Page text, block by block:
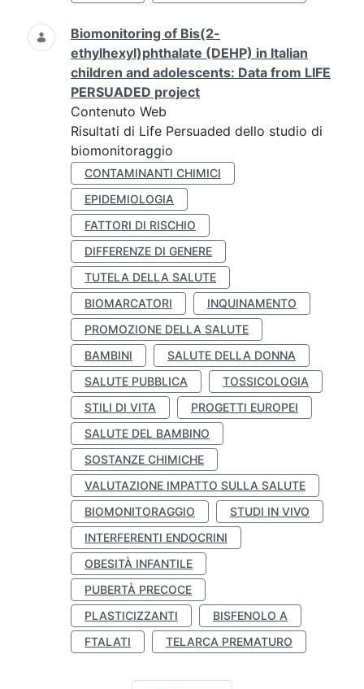
Biomonitoring of Bis(2-
ethylhexyl)phthalate (DEHP) in Italian
children and adolescents: Data from LIFE
PERSUADED project
Contenuto Web
Risultati di Life Persuaded dello studio di
biomonitoraggio
CONTAMINANTI CHIMICI
EPIDEMIOLOGIA
FATTORI DI RISCHIO
DIFFERENZE DI GENERE
TUTELA DELLA SALUTE
BIOMARCATORI
INQUINAMENTO
PROMOZIONE DELLA SALUTE
BAMBINI
SALUTE DELLA DONNA
SALUTE PUBBLICA
TOSSICOLOGIA
STILI DI VITA
PROGETTI EUROPEI
SALUTE DEL BAMBINO
SOSTANZE CHIMICHE
VALUTAZIONE IMPATTO SULLA SALUTE
BIOMONITORAGGIO
STUDI IN VIVO
INTERFERENTI ENDOCRINI
OBESITÀ INFANTILE
PUBERTÀ PRECOCE
PLASTICIZZANTI
BISFENOLO A
FTALATI
TELARCA PREMATURO